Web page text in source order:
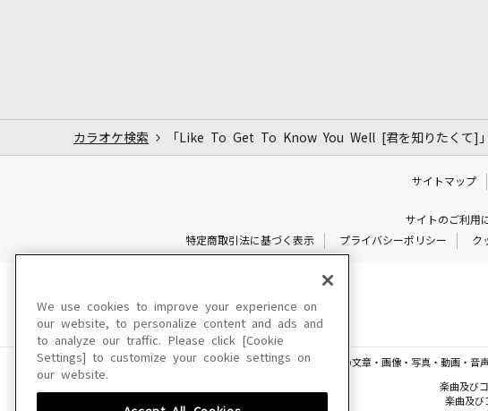
カラオケ検索 「Like To Get To Know You Well [君を知りたくて]
サイトマップ
サイトのご利用
特定商取引法に基づく表示
プライバシーポリシー ク
このサイトに掲載されている一切の文章・画像・写真・動画・
楽曲及び
楽曲及び
We use cookies to improve your experience on
our website, to personalize content and ads and
to analyze our traffic. Please click [Cookie
Settings] to customize your cookie settings on
our website.